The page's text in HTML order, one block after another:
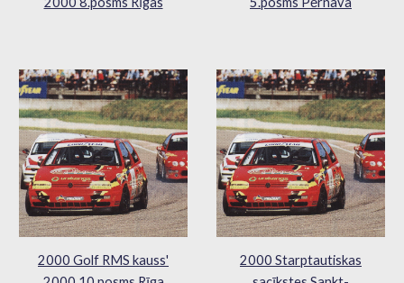
2000 Golf RMS kauss'
2000 Starptautiskas